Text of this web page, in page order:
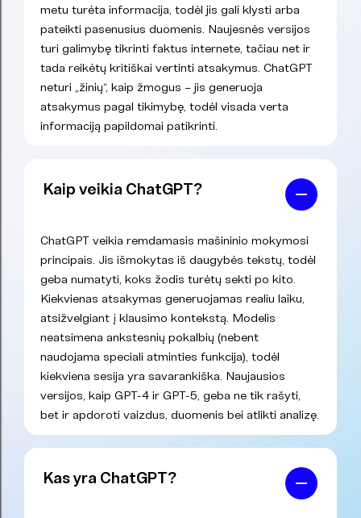
metu turėta informacija, todėl jis gali klysti arba
pateikti pasenusius duomenis. Naujesnės versijos
turi galimybę tikrinti faktus internete, tačiau net ir
tada reikėtų kritiškai vertinti atsakymus. ChatGPT
neturi „žinių“, kaip žmogus – jis generuoja
atsakymus pagal tikimybę, todėl visada verta
informaciją papildomai patikrinti.
Kaip veikia ChatGPT?
ChatGPT veikia remdamasis mašininio mokymosi
principais. Jis išmokytas iš daugybės tekstų, todėl
geba numatyti, koks žodis turėtų sekti po kito.
Kiekvienas atsakymas generuojamas realiu laiku,
atsižvelgiant į klausimo kontekstą. Modelis
neatsimena ankstesnių pokalbių (nebent
naudojama speciali atminties funkcija), todėl
kiekviena sesija yra savarankiška. Naujausios
versijos, kaip GPT-4 ir GPT-5, geba ne tik rašyti,
bet ir apdoroti vaizdus, duomenis bei atlikti analizę.
Kas yra ChatGPT?